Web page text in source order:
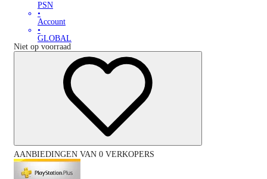
PSN
•
Account
•
GLOBAL
Niet op voorraad
AANBIEDINGEN VAN 0 VERKOPERS